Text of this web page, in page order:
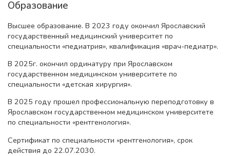
Образование
Высшее образование. В 2023 году окончил Ярославский
государственный медицинский университет по
специальности «педиатрия», квалификация «врач-педиатр».
В 2025г. окончил ординатуру при Ярославском
государственном медицинском университете по
специальности «детская хирургия».
В 2025 году прошел профессиональную переподготовку в
Ярославском государственном медицинском университете
по специальности «рентгенология».
Сертификат по специальности «рентгенология», срок
действия до 22.07.2030.